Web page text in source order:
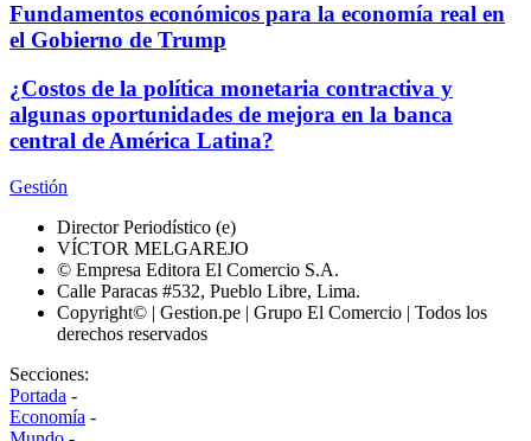
Fundamentos económicos para la economía real en
el Gobierno de Trump
¿Costos de la política monetaria contractiva y
algunas oportunidades de mejora en la banca
central de América Latina?
Gestión
Director Periodístico (e)
VÍCTOR MELGAREJO
© Empresa Editora El Comercio S.A.
Calle Paracas #532, Pueblo Libre, Lima.
Copyright© | Gestion.pe | Grupo El Comercio | Todos los
derechos reservados
Secciones:
Portada -
Economía -